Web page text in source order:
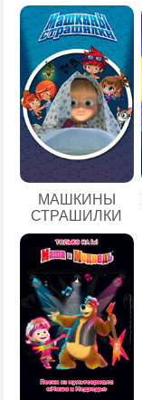
МАШКИНЫ
СТРАШИЛКИ